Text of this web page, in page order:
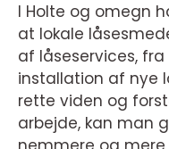
I Holte og omegn
at lokale
af låseservices,
installation af nye
rette viden og
arbejde, kan man